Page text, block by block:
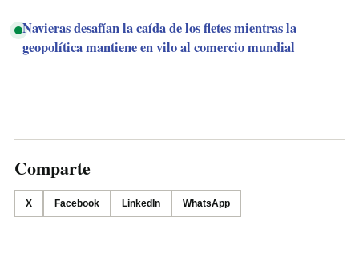
Navieras desafían la caída de los fletes mientras la
geopolítica mantiene en vilo al comercio mundial
Comparte
X Facebook LinkedIn WhatsApp